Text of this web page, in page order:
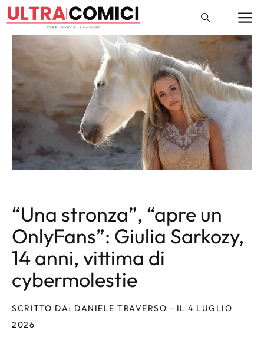
Vai
al
contenuto
“Una stronza”, “apre un
OnlyFans”: Giulia Sarkozy,
14 anni, vittima di
cybermolestie
SCRITTO DA: DANIELE TRAVERSO - IL 4 LUGLIO
2026